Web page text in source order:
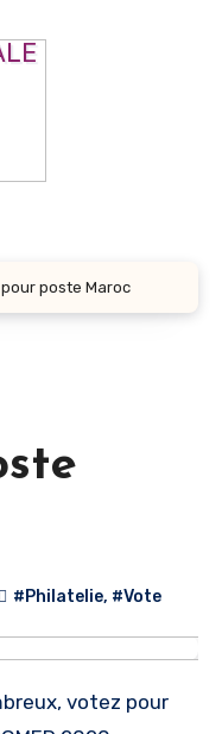
poste Maroc
#Philatelie, #Vote